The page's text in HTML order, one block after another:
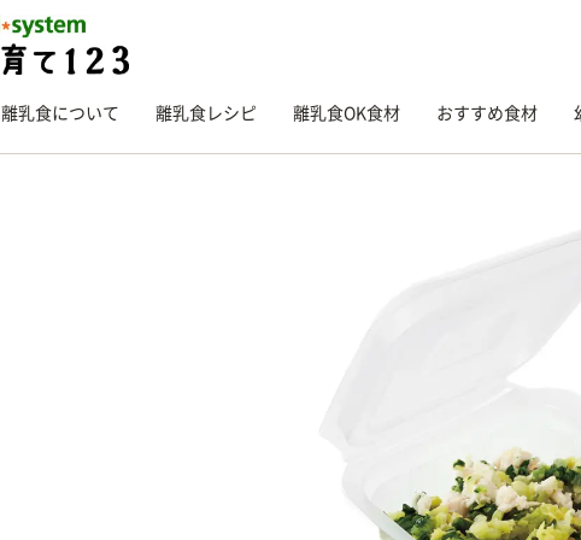
離乳食について 離乳食レシピ 離乳食OK食材 おすすめ食材